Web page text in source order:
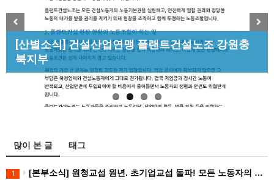
[조합원☆인터뷰] 서비스연맹 전국학교비정규직노
동조합 강원지부 김유미 춘천지회장
[산별소식] 건설산업연맹 플랜트건설노조 강원충
북지부
[성명] 막을 수 있었던 죽음, HL만도가 책임져라 :
청년노동자 사망사고의 철저한 진상규…
[강릉,속초,원주,춘천] 폭염감시단 사업 이모저모
Previous
많이 본 글 태그
1 [본부소식] 원청교섭 원년. 초기업교섭 돌파! 모든 노동자의 노동기본권 쟁취! 민주노총 7.15 총파업대회